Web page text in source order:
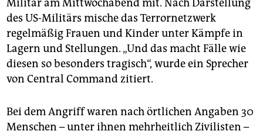
Militär am Mittwochabend mit. Nach Darstellung
des US-Militärs mische das Terrornetzwerk
regelmäßig Frauen und Kinder unter Kämpfe in
Lagern und Stellungen. „Und das macht Fälle wie
diesen so besonders tragisch“, wurde ein Sprecher
von Central Command zitiert.
Bei dem Angriff waren nach örtlichen Angaben 30
Menschen – unter ihnen mehrheitlich Zivilisten –